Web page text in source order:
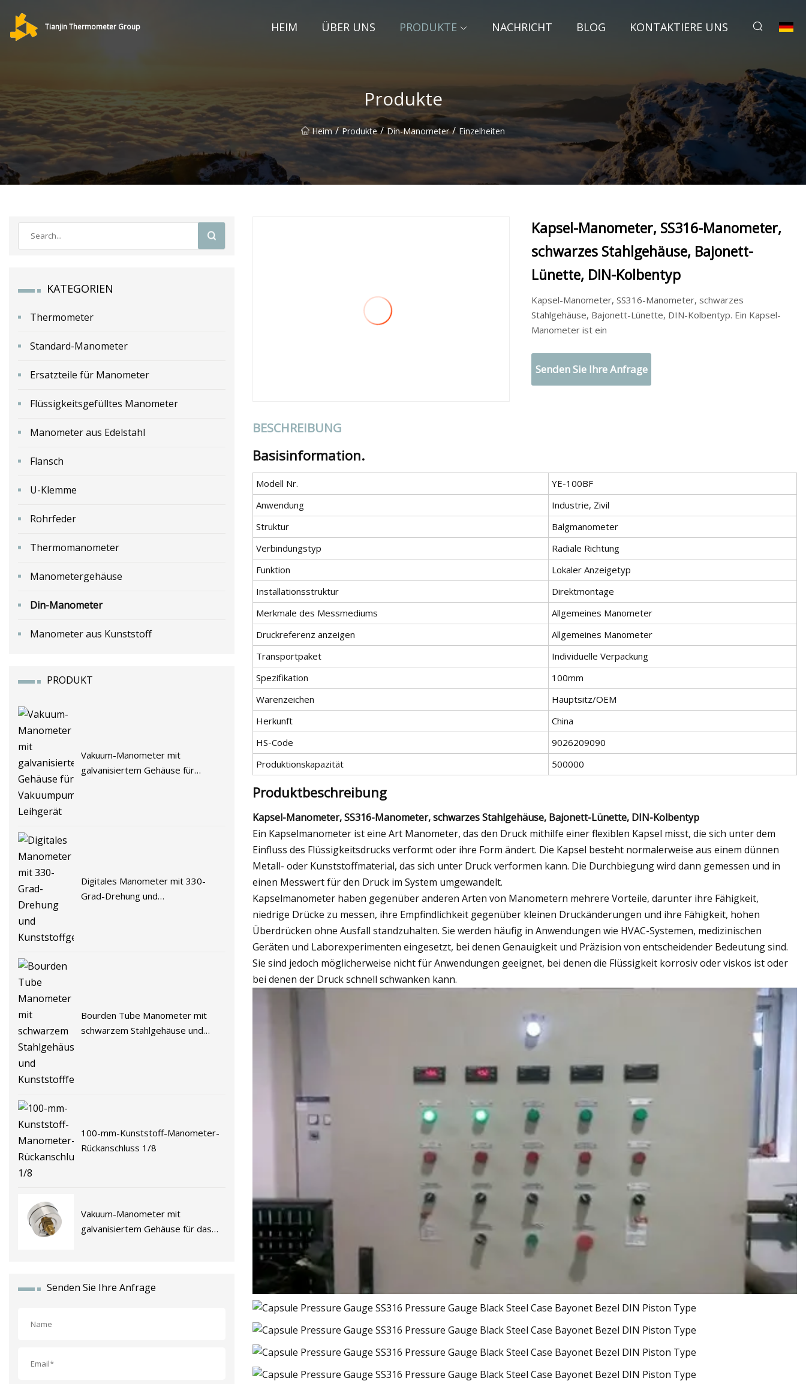
Tianjin Thermometer Group HEIM ÜBER UNS PRODUKTE NACHRICHT BLOG KONTAKTIERE UNS
Produkte
Heim / Produkte / Din-Manometer / Einzelheiten
KATEGORIEN
Thermometer
Standard-Manometer
Ersatzteile für Manometer
Flüssigkeitsgefülltes Manometer
Manometer aus Edelstahl
Flansch
U-Klemme
Rohrfeder
Thermomanometer
Manometergehäuse
Din-Manometer
Manometer aus Kunststoff
PRODUKT
Vakuum-Manometer mit
galvanisiertem Gehäuse für
Digitales Manometer mit 330-
Grad-Drehung und
Bourden Tube Manometer mit
schwarzem Stahlgehäuse und
100-mm-Kunststoff-Manometer-
Rückanschluss 1/8
Vakuum-Manometer mit
galvanisiertem Gehäuse für das
Senden Sie Ihre Anfrage
Kapsel-Manometer, SS316-Manometer,
schwarzes Stahlgehäuse, Bajonett-
Lünette, DIN-Kolbentyp
Kapsel-Manometer, SS316-Manometer, schwarzes
Stahlgehäuse, Bajonett-Lünette, DIN-Kolbentyp. Ein Kapsel-
Manometer ist ein
Senden Sie Ihre Anfrage
BESCHREIBUNG
Basisinformation.
Modell Nr.
YE-100BF
Anwendung
Industrie, Zivil
Struktur
Balgmanometer
Verbindungstyp
Radiale Richtung
Funktion
Lokaler Anzeigetyp
Installationsstruktur
Direktmontage
Merkmale des Messmediums
Allgemeines Manometer
Druckreferenz anzeigen
Allgemeines Manometer
Transportpaket
Individuelle Verpackung
Spezifikation
100mm
Warenzeichen
Hauptsitz/OEM
Herkunft
China
HS-Code
9026209090
Produktionskapazität
500000
Produktbeschreibung
Kapsel-Manometer, SS316-Manometer, schwarzes Stahlgehäuse, Bajonett-Lünette, DIN-Kolbentyp
Ein Kapselmanometer ist eine Art Manometer, das den Druck mithilfe einer flexiblen Kapsel misst, die sich unter dem
Einfluss des Flüssigkeitsdrucks verformt oder ihre Form ändert. Die Kapsel besteht normalerweise aus einem dünnen
Metall- oder Kunststoffmaterial, das sich unter Druck verformen kann. Die Durchbiegung wird dann gemessen und in
einen Messwert für den Druck im System umgewandelt.
Kapselmanometer haben gegenüber anderen Arten von Manometern mehrere Vorteile, darunter ihre Fähigkeit,
niedrige Drücke zu messen, ihre Empfindlichkeit gegenüber kleinen Druckänderungen und ihre Fähigkeit, hohen
Überdrücken ohne Ausfall standzuhalten. Sie werden häufig in Anwendungen wie HVAC-Systemen, medizinischen
Geräten und Laborexperimenten eingesetzt, bei denen Genauigkeit und Präzision von entscheidender Bedeutung sind.
Sie sind jedoch möglicherweise nicht für Anwendungen geeignet, bei denen die Flüssigkeit korrosiv oder viskos ist oder
bei denen der Druck schnell schwanken kann.